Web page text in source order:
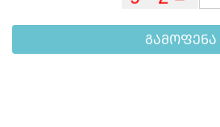
ᲒᲐᲛᲝᲤᲔᲜᲐ